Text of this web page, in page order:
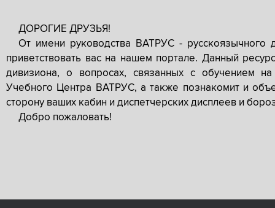
ДОРОГИЕ ДРУЗЬЯ!
От имени руководства ВАТРУС -
приветствовать вас на нашем портале. Данный
дивизиона, о вопросах, связанных с обучением
Учебного Центра ВАТРУС, а также познакомит и
сторону ваших кабин и диспетчерских дисплеев и
Добро пожаловать!